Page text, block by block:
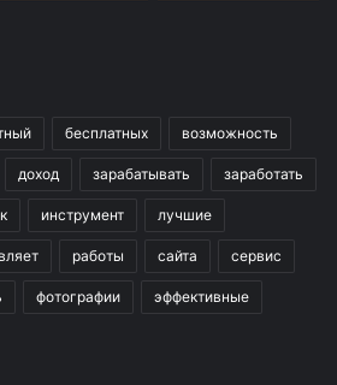
бесплатных возможность
доход зарабатывать заработать
инструмент лучшие
работы сайта сервис
фотографии эффективные